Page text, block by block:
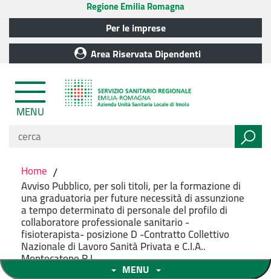
Regione Emilia Romagna
Per le imprese
Area Riservata Dipendenti
MENU
Home /
Avviso Pubblico, per soli titoli, per la formazione di
una graduatoria per future necessità di assunzione
a tempo determinato di personale del profilo di
collaboratore professionale sanitario -
fisioterapista- posizione D -Contratto Collettivo
Nazionale di Lavoro Sanità Privata e C.I.A..
Montecatone R.I.
MENU